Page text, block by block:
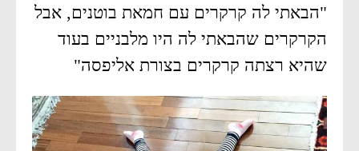
"הבאתי לה קרקרים עם חמאת בוטנים, אבל
הקרקרים שהבאתי לה היו מלבניים בעוד
שהיא רצתה קרקרים בצורת אליפסה"